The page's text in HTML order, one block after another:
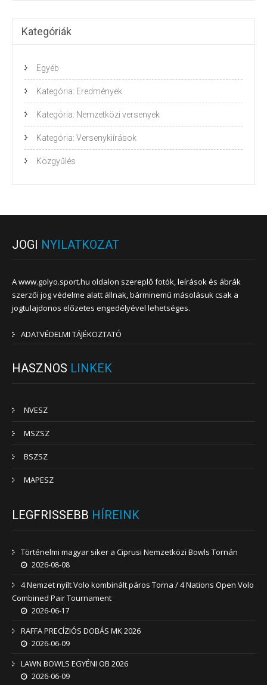
Kategóriák
Egyéb
Kategória: Eredmények
Kategória: Nemzetközi versenyek
Kategória: Versenykiírások
Közgyűlés
JOGI NYILATKOZAT
A www.golyo.sport.hu oldalon szereplő fotók, leírások és ábrák
szerzői jog védelme alatt állnak, bárminemű másolásuk csak a
jogtulajdonos előzetes engedélyével lehetséges.
ADATVÉDELMI TÁJÉKOZTATÓ
HASZNOS LINKEK
NVESZ
MSZSZ
BSZSZ
MAPESZ
LEGFRISSEBB HÍREINK
Történelmi magyar siker a Ciprusi Nemzetközi Bowls Tornán
2026-08-08
4 Nemzet nyílt Volo kombinált páros Torna / 4 Nations Open Volo
Combined Pair Tournament
2026-06-17
RAFFA PRECÍZIÓS DOBÁS MK 2026
2026-06-09
LAWN BOWLS EGYÉNI OB 2026
2026-06-09